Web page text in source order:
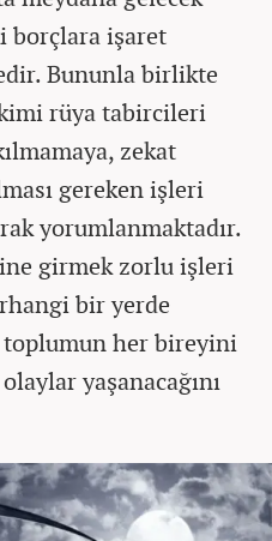
borçlara işaret
Bununla birlikte
rüya tabircileri
zekat
gereken işleri
yorumlanmaktadır.
girmek zorlu işleri
bir yerde
her bireyini
yaşanacağını